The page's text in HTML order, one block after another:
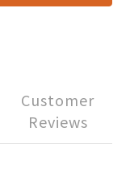
Customer
Reviews